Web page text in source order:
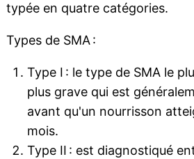
typée en quatre catégories.
Types de SMA :
Type I : le type de SMA le
plus grave qui est
avant qu'un nourrisson
mois.
Type II : est diagnostiqué